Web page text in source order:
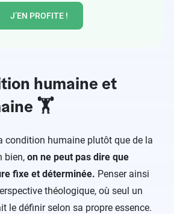
J’EN PROFITE !
humaine et
🏋
condition humaine plutôt que de la
bien, on ne peut pas dire que
fixe et déterminée. Penser ainsi
théologique, où seul un
le définir selon sa propre essence.